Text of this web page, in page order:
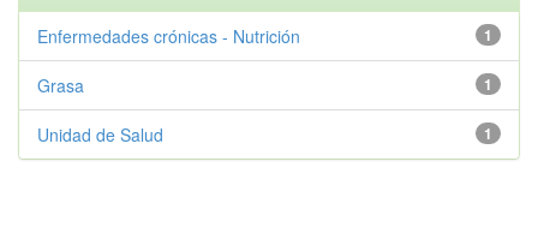
1
Enfermedades crónicas - Nutrición
1
Grasa
1
Unidad de Salud